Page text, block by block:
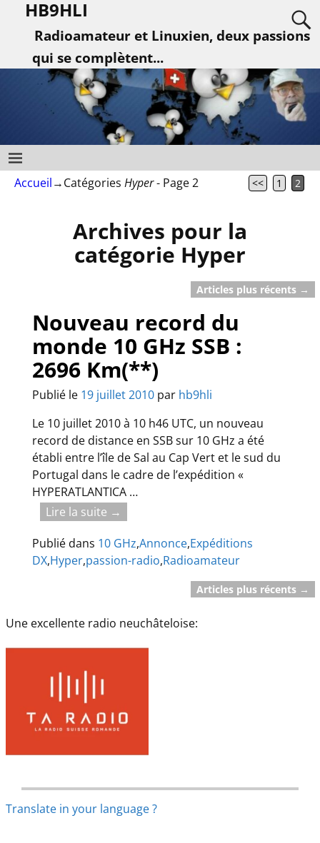
HB9HLI
Radioamateur et Linuxien, deux passions
qui se complètent...
Accueil→Catégories Hyper- Page 2 << 1 2
Archives pour la
catégorie Hyper
Articles plus récents →
Nouveau record du
monde 10 GHz SSB :
2696 Km(**)
Publié le 19 juillet 2010 par hb9hli
Le 10 juillet 2010 à 10 h46 UTC, un nouveau
record de distance en SSB sur 10 GHz a été
établi entre l’île de Sal au Cap Vert et le sud du
Portugal dans le cadre de l’expédition «
HYPERATLANTICA …
Lire la suite →
Publié dans 10 GHz,Annonce,Expéditions
DX,Hyper,passion-radio,Radioamateur
Articles plus récents →
Une excellente radio neuchâteloise:
Translate in your language ?